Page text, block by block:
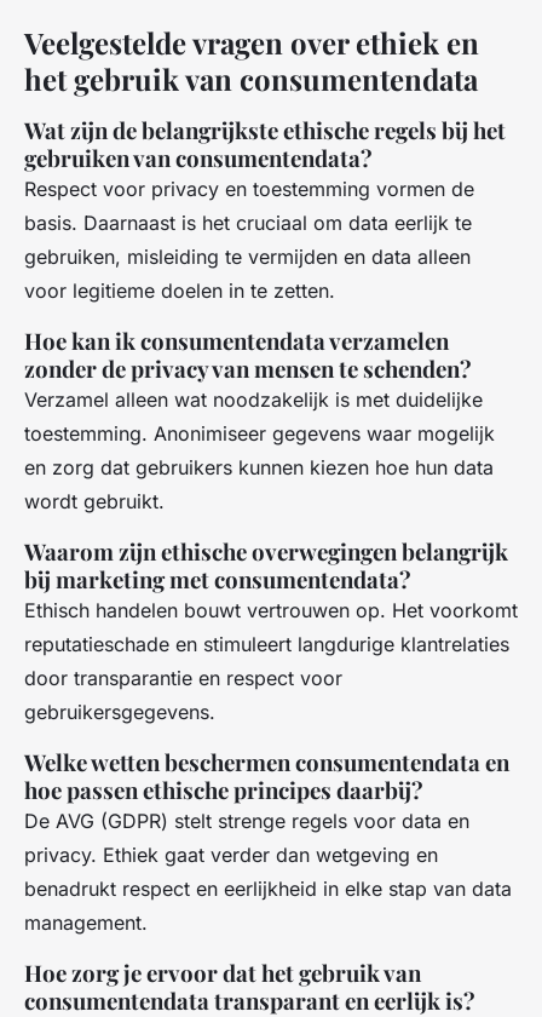
Veelgestelde vragen over ethiek en
het gebruik van consumentendata
Wat zijn de belangrijkste ethische regels bij het
gebruiken van consumentendata?
Respect voor privacy en toestemming vormen de
basis. Daarnaast is het cruciaal om data eerlijk te
gebruiken, misleiding te vermijden en data alleen
voor legitieme doelen in te zetten.
Hoe kan ik consumentendata verzamelen
zonder de privacy van mensen te schenden?
Verzamel alleen wat noodzakelijk is met duidelijke
toestemming. Anonimiseer gegevens waar mogelijk
en zorg dat gebruikers kunnen kiezen hoe hun data
wordt gebruikt.
Waarom zijn ethische overwegingen belangrijk
bij marketing met consumentendata?
Ethisch handelen bouwt vertrouwen op. Het voorkomt
reputatieschade en stimuleert langdurige klantrelaties
door transparantie en respect voor
gebruikersgegevens.
Welke wetten beschermen consumentendata en
hoe passen ethische principes daarbij?
De AVG (GDPR) stelt strenge regels voor data en
privacy. Ethiek gaat verder dan wetgeving en
benadrukt respect en eerlijkheid in elke stap van data
management.
Hoe zorg je ervoor dat het gebruik van
consumentendata transparant en eerlijk is?